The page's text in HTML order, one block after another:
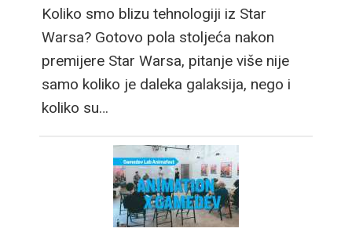
Koliko smo blizu tehnologiji iz Star
Warsa? Gotovo pola stoljeća nakon
premijere Star Warsa, pitanje više nije
samo koliko je daleka galaksija, nego i
koliko su…